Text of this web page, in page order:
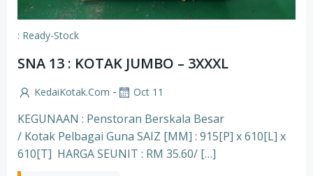
: Ready-Stock
SNA 13 : KOTAK JUMBO – 3XXXL
KedaiKotak.com - Oct 11
KEGUNAAN : Penstoran Berskala Besar
/ Kotak Pelbagai Guna SAIZ [MM] : 915[P] x 610[L] x
610[T] HARGA SEUNIT : RM 35.60/ […]